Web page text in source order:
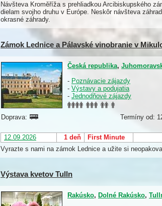
Návšteva Kroměříža s prehliadkou Arcibiskupského
dielam svojho druhu v Európe. Neskôr návšteva
okrasné záhrady.
Zámok Lednice a Pálavské vinobranie v
Česká republika,
- Poznávacie zájazdy
- Výstavy a podujatia
- Jednodňové zájazdy
Doprava:
Termíny od:
12.09.2026 1 deň First Minute
Vyrazte s nami na zámok Lednice a užite si
Výstava kvetov Tulln
Rakúsko, Dolné Rakúsko,